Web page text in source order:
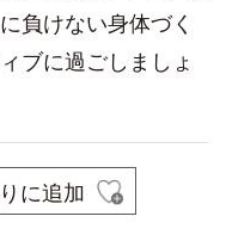
負けない身体づく
ブに過ごしましょ
に追加